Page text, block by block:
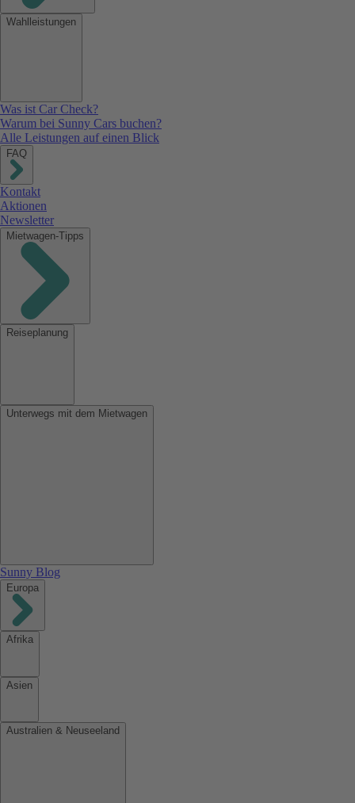
Wahlleistungen
Was ist Car Check?
Warum bei Sunny Cars buchen?
Alle Leistungen auf einen Blick
FAQ
Kontakt
Aktionen
Newsletter
Mietwagen-Tipps
Reiseplanung
Unterwegs mit dem Mietwagen
Sunny Blog
Europa
Afrika
Asien
Australien & Neuseeland